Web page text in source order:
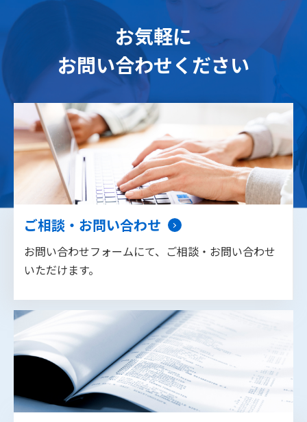
お気軽に
お問い合わせください
ご相談・お問い合わせ
お問い合わせフォームにて、ご相談・お問い合わせ
いただけます。